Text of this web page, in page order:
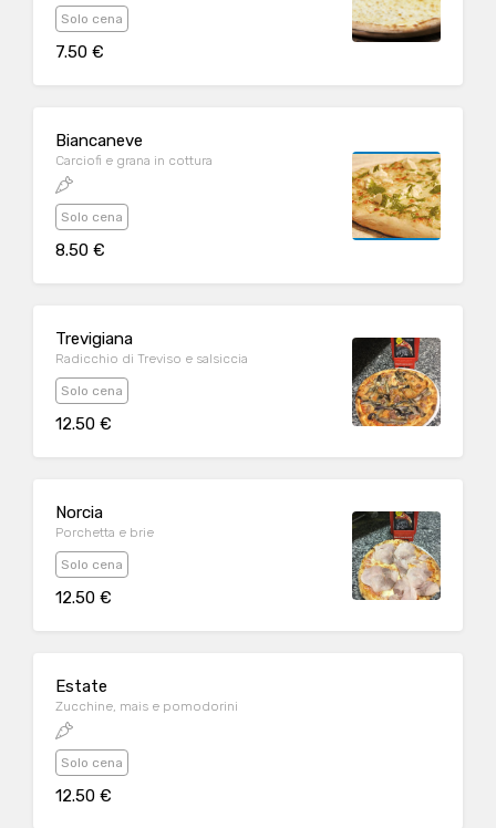
Solo cena
7.50 €
Biancaneve
Carciofi e grana in cottura
Solo cena
8.50 €
Trevigiana
Radicchio di Treviso e salsiccia
Solo cena
12.50 €
Norcia
Porchetta e brie
Solo cena
12.50 €
Estate
Zucchine, mais e pomodorini
Solo cena
12.50 €